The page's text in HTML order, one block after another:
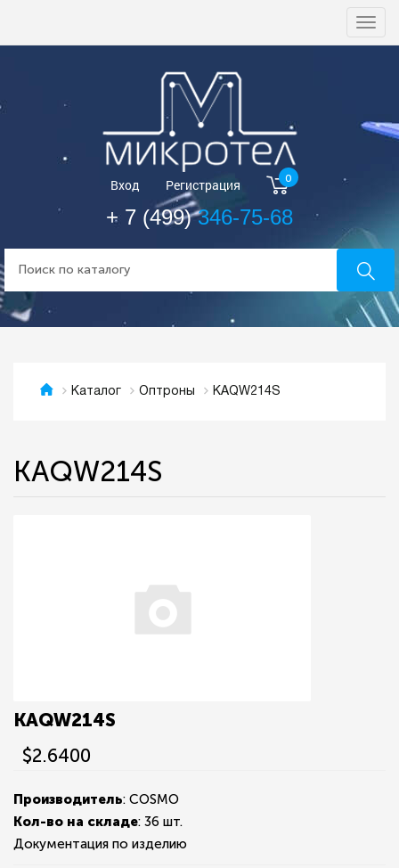
Вход Регистрация 0
+ 7 (499)346-75-68
Каталог Оптроны KAQW214S
KAQW214S
KAQW214S
$2.6400
Производитель: COSMO
Кол-во на складе: 36 шт.
Документация по изделию